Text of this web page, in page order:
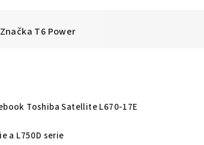
Značka T6 Power
Toshiba Satellite L670-17E
a L750D serie